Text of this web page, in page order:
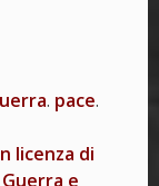
. pace.
licenza di
e